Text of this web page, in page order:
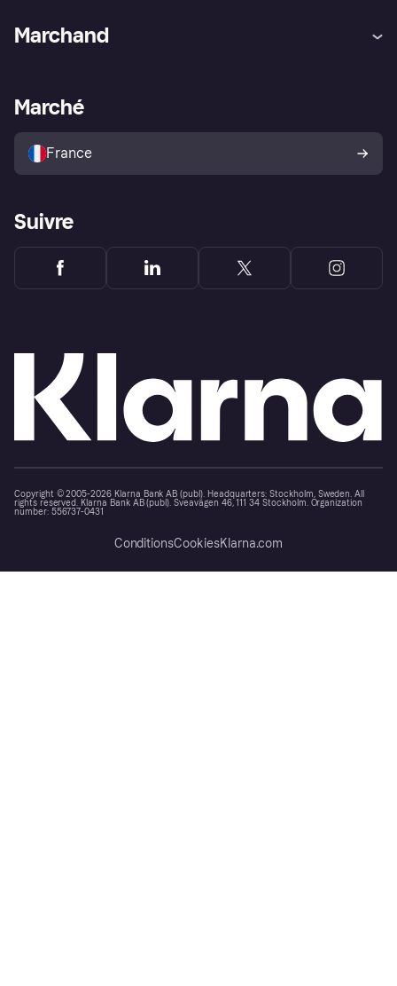
Explorez les magasins
Politique de protection de
l’acheteur Klarna
Marchand
Portail Marchand
Marché
France
Suivre
Copyright © 2005-2026 Klarna Bank AB (publ). Headquarters: Stockholm, Sweden. All
rights reserved. Klarna Bank AB (publ). Sveavägen 46, 111 34 Stockholm. Organization
number: 556737-0431
ConditionsCookiesKlarna.com